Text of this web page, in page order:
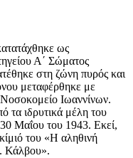
ως
Α΄ Σώματος
στη ζώνη πυρός και
μεταφέρθηκε με
Ιωαννίνων.
τα ιδρυτικά μέλη του
Μαΐου του 1943. Εκεί,
του «Η αληθινή
Κάλβου».